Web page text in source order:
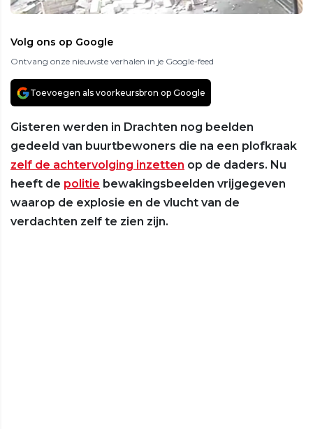
Volg ons op Google
Ontvang onze nieuwste verhalen in je Google-feed
Toevoegen als voorkeursbron op Google
Gisteren werden in Drachten nog beelden
gedeeld van buurtbewoners die na een plofkraak
zelf de achtervolging inzetten op de daders. Nu
heeft de politie bewakingsbeelden vrijgegeven
waarop de explosie en de vlucht van de
verdachten zelf te zien zijn.